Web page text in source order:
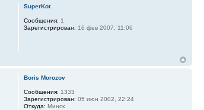
SuperKot
Сообщения: 1
Зарегистрирован: 16 фев 2007, 11:06
Boris Morozov
Сообщения: 1333
Зарегистрирован: 05 июн 2002, 22:24
Откуда: Минск